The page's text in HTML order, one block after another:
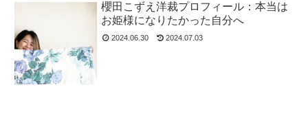
櫻田こずえ洋裁プロフィール：本当は
お姫様になりたかった自分へ
2024.06.30 2024.07.03